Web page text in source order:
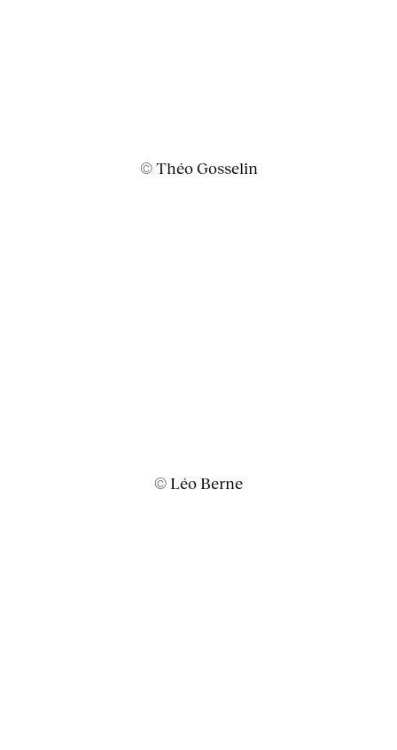
© Théo Gosselin
© Léo Berne